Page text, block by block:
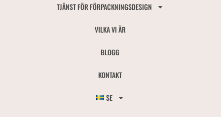
TJÄNST FÖR FÖRPACKNINGSDESIGN
VILKA VI ÄR
BLOGG
KONTAKT
SE